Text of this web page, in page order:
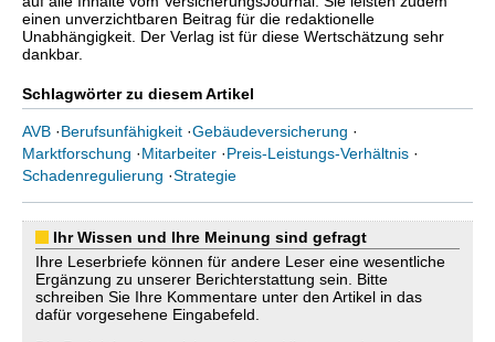
einen unverzichtbaren Beitrag für die redaktionelle
Unabhängigkeit. Der Verlag ist für diese Wertschätzung sehr
dankbar.
Schlagwörter zu diesem Artikel
AVB ·Berufsunfähigkeit ·Gebäudeversicherung ·
Marktforschung ·Mitarbeiter ·Preis-Leistungs-Verhältnis ·
Schadenregulierung ·Strategie
Ihr Wissen und Ihre Meinung sind gefragt
Ihre Leserbriefe können für andere Leser eine wesentliche
Ergänzung zu unserer Berichterstattung sein. Bitte
schreiben Sie Ihre Kommentare unter den Artikel in das
dafür vorgesehene Eingabefeld.